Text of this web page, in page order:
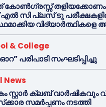
തളിയക്കോണം
സി പ്ലസ് ടു
വിദ്യാർത്ഥികളെ
& College
പരിപാടി സംഘടിപ്പിച്ചു
News
സ്റ്റാർ ക്ലബ് വാർഷികവും
സമർപ്പണം നടത്തി